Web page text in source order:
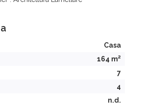
Casa
164 m2
7
4
n.d.